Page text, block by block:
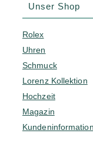
Unser Shop
Rolex
Uhren
Schmuck
Lorenz Kollektion
Hochzeit
Magazin